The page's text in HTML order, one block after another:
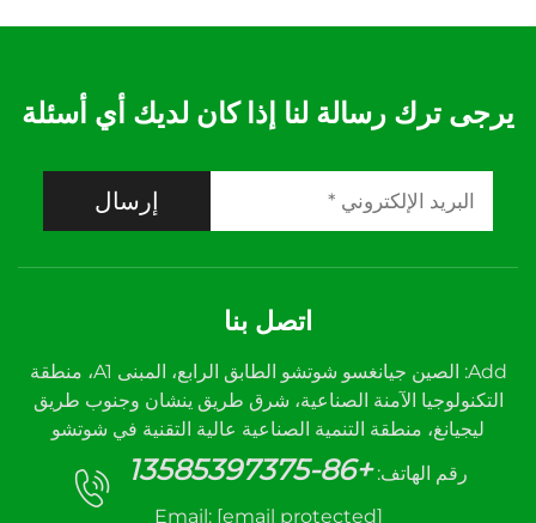
يرجى ترك رسالة لنا إذا كان لديك أي أسئلة
إرسال
اتصل بنا
Add: الصين جيانغسو شوتشو الطابق الرابع، المبنى A1، منطقة
التكنولوجيا الآمنة الصناعية، شرق طريق ينشان وجنوب طريق
ليجيانغ، منطقة التنمية الصناعية عالية التقنية في شوتشو
رقم الهاتف: +86-13585397375
Email: [email protected]